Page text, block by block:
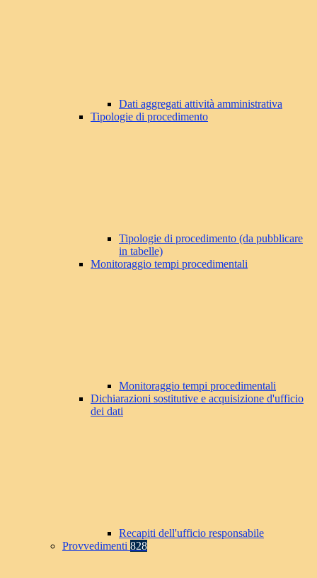
Dati aggregati attività amministrativa
Tipologie di procedimento
Tipologie di procedimento (da pubblicare
in tabelle)
Monitoraggio tempi procedimentali
Monitoraggio tempi procedimentali
Dichiarazioni sostitutive e acquisizione d'ufficio
dei dati
Recapiti dell'ufficio responsabile
Provvedimenti 828